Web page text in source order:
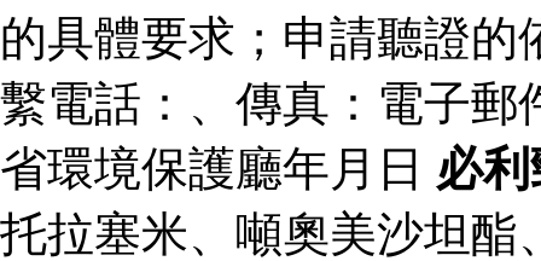
的具體要求；申請聽證
繫電話：、傳真：電子郵
省環境保護廳年月日 必
托拉塞米、噸奧美沙坦酯